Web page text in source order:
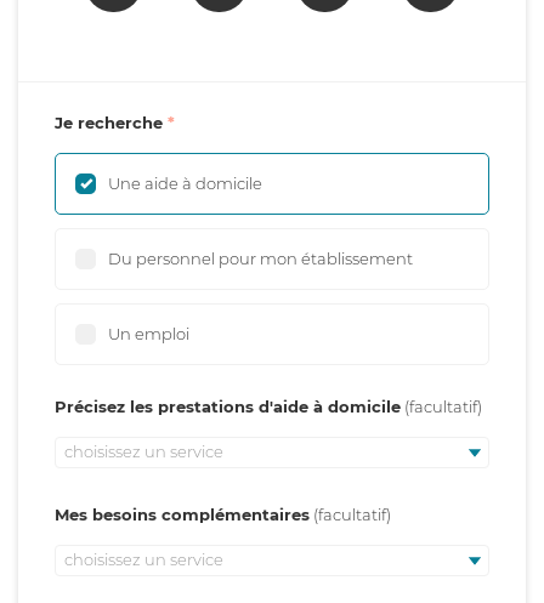
Je recherche
Une aide à domicile
Du personnel pour mon établissement
Un emploi
Précisez les prestations d'aide à domicile
choisissez un service
Mes besoins complémentaires
choisissez un service